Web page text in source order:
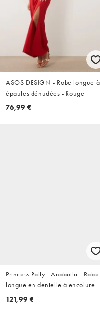
ASOS DESIGN - Robe longue à
épaules dénudées - Rouge
76,99 €
Princess Polly - Anabeila - Robe
longue en dentelle à encolure
Bardot torsadée devant - Rouge
121,99 €